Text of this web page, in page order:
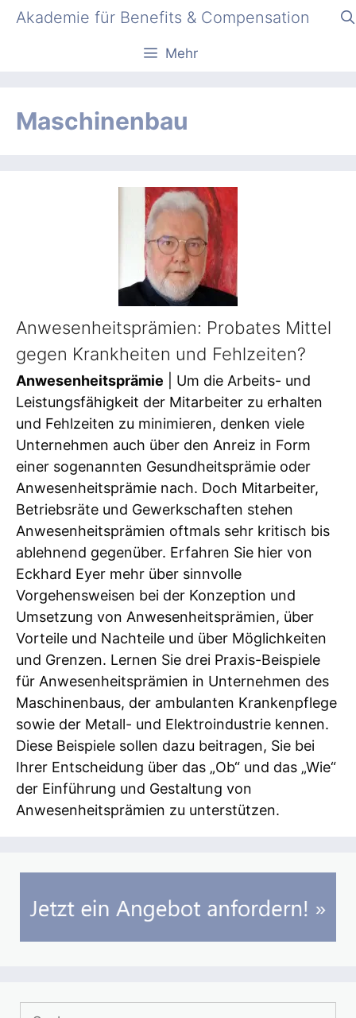
ZumAkademie für Benefits & Compensation
Mehr
Maschinenbau
Anwesenheitsprämien: Probates Mittel
gegen Krankheiten und Fehlzeiten?
Anwesenheitsprämie | Um die Arbeits- und
Leistungsfähigkeit der Mitarbeiter zu erhalten
und Fehlzeiten zu minimieren, denken viele
Unternehmen auch über den Anreiz in Form
einer sogenannten Gesundheitsprämie oder
Anwesenheitsprämie nach. Doch Mitarbeiter,
Betriebsräte und Gewerkschaften stehen
Anwesenheitsprämien oftmals sehr kritisch bis
ablehnend gegenüber. Erfahren Sie hier von
Eckhard Eyer mehr über sinnvolle
Vorgehensweisen bei der Konzeption und
Umsetzung von Anwesenheitsprämien, über
Vorteile und Nachteile und über Möglichkeiten
und Grenzen. Lernen Sie drei Praxis-Beispiele
für Anwesenheitsprämien in Unternehmen des
Maschinenbaus, der ambulanten Krankenpflege
sowie der Metall- und Elektroindustrie kennen.
Diese Beispiele sollen dazu beitragen, Sie bei
Ihrer Entscheidung über das „Ob“ und das „Wie“
der Einführung und Gestaltung von
Anwesenheitsprämien zu unterstützen.